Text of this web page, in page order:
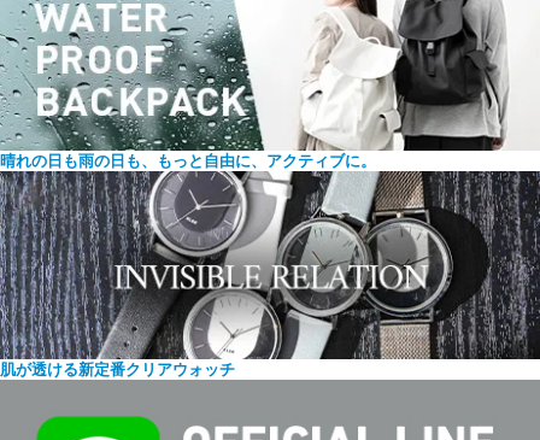
晴れの日も雨の日も、もっと自由に、アクティブに。
肌が透ける新定番クリアウォッチ